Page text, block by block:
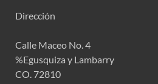
Dirección
Calle Maceo No. 4
%Egusquiza y Lambarry
CO. 72810